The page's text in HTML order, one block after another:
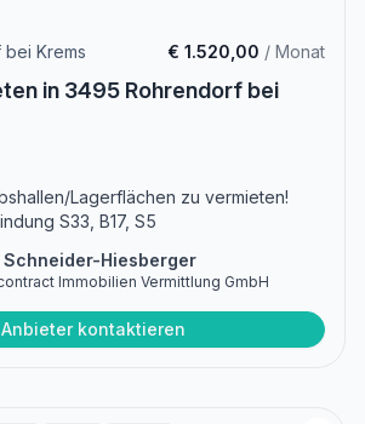
Krems € 1.520,00 / Monat
in 3495 Rohrendorf bei
Lagerflächen zu vermieten!
S33, B17, S5
Schneider-Hiesberger
Immobilien Vermittlung GmbH
Anbieter kontaktieren